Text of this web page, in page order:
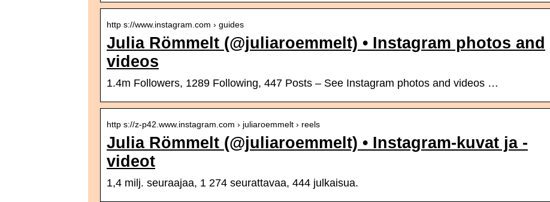
http s://www.instagram.com › guides
Julia Römmelt (@juliaroemmelt) • Instagram photos and
videos
1.4m Followers, 1289 Following, 447 Posts – See Instagram photos and videos …
http s://z-p42.www.instagram.com › juliaroemmelt › reels
Julia Römmelt (@juliaroemmelt) • Instagram-kuvat ja -
videot
1,4 milj. seuraajaa, 1 274 seurattavaa, 444 julkaisua.